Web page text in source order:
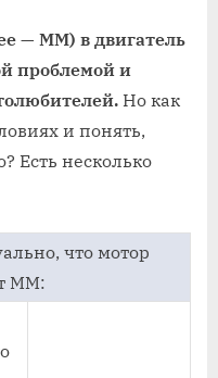
— ММ) в двигатель
проблемой и
Но как
и понять,
Есть несколько
что мотор
ММ: